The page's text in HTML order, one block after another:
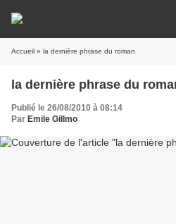
Accueil » la dernière phrase du roman
la dernière phrase du
Publié le 26/08/2010 à 08:14
Par Emile Gillmo